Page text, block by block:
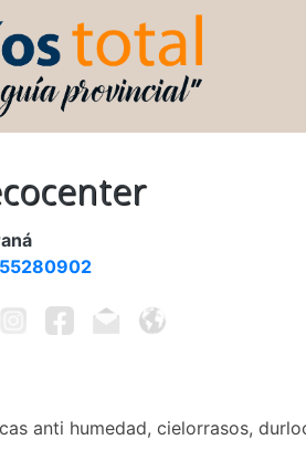
anti humedad, cielorrasos,